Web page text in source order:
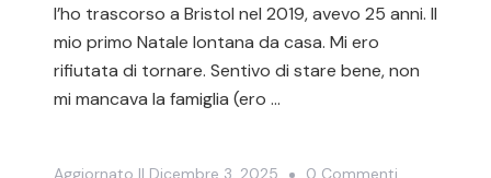
l’ho trascorso a Bristol nel 2019, avevo 25 anni. Il
mio primo Natale lontana da casa. Mi ero
rifiutata di tornare. Sentivo di stare bene, non
mi mancava la famiglia (ero …
Aggiornato Il Dicembre 3, 2025 0 Commenti